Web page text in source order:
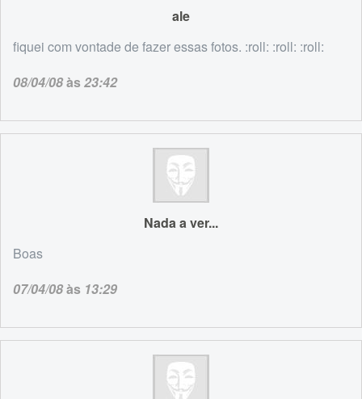
ale
fiquei com vontade de fazer essas fotos. :roll: :roll: :roll:
08/04/08às23:42
Nada a ver...
Boas
07/04/08às 13:29